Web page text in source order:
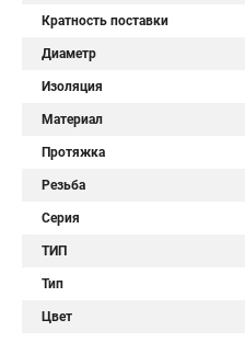
Кратность поставки
Диаметр
Изоляция
Материал
Протяжка
Резьба
Серия
ТИП
Тип
Цвет